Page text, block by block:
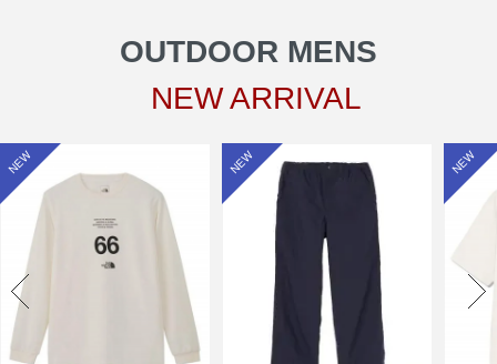
OUTDOOR MENS
NEW ARRIVAL
NEW NEW NEW